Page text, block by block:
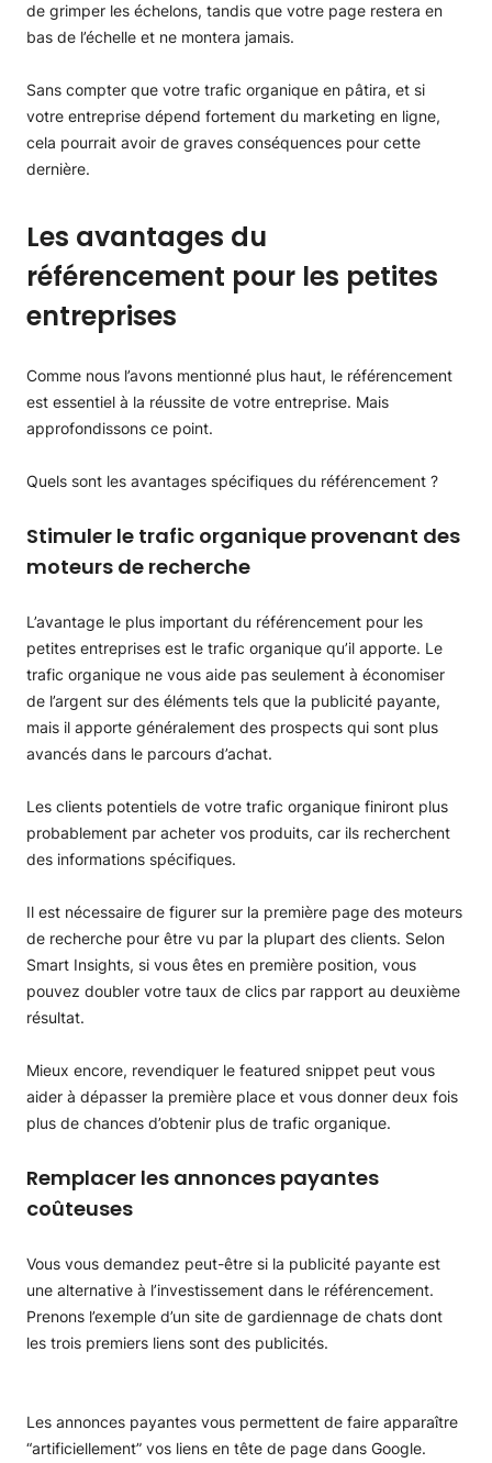
de grimper les échelons, tandis que votre page restera en
bas de l’échelle et ne montera jamais.
Sans compter que votre trafic organique en pâtira, et si
votre entreprise dépend fortement du marketing en ligne,
cela pourrait avoir de graves conséquences pour cette
dernière.
Les avantages du
référencement pour les petites
entreprises
Comme nous l’avons mentionné plus haut, le référencement
est essentiel à la réussite de votre entreprise. Mais
approfondissons ce point.
Quels sont les avantages spécifiques du référencement ?
Stimuler le trafic organique provenant des
moteurs de recherche
L’avantage le plus important du référencement pour les
petites entreprises est le trafic organique qu’il apporte. Le
trafic organique ne vous aide pas seulement à économiser
de l’argent sur des éléments tels que la publicité payante,
mais il apporte généralement des prospects qui sont plus
avancés dans le parcours d’achat.
Les clients potentiels de votre trafic organique finiront plus
probablement par acheter vos produits, car ils recherchent
des informations spécifiques.
Il est nécessaire de figurer sur la première page des moteurs
de recherche pour être vu par la plupart des clients. Selon
Smart Insights, si vous êtes en première position, vous
pouvez doubler votre taux de clics par rapport au deuxième
résultat.
Mieux encore, revendiquer le featured snippet peut vous
aider à dépasser la première place et vous donner deux fois
plus de chances d’obtenir plus de trafic organique.
Remplacer les annonces payantes
coûteuses
Vous vous demandez peut-être si la publicité payante est
une alternative à l’investissement dans le référencement.
Prenons l’exemple d’un site de gardiennage de chats dont
les trois premiers liens sont des publicités.
Les annonces payantes vous permettent de faire apparaître
“artificiellement” vos liens en tête de page dans Google.